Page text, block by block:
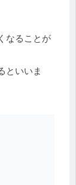
なることが
といいま